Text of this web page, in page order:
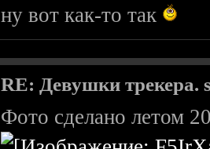
ну вот как-то так
RE: Девушки трекера.
Фото сделано летом